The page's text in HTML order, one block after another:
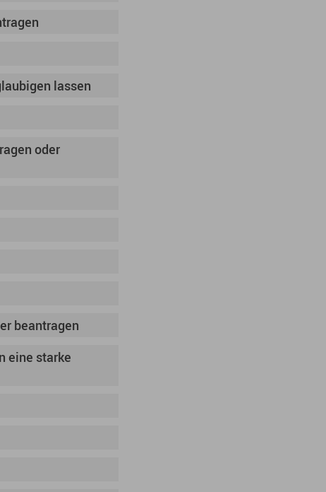
lassen
oder
beantragen
eine starke